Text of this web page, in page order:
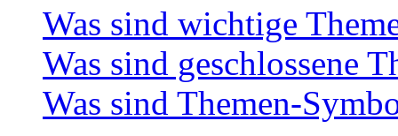
Was sind wichtige
Was sind geschlossene
Was sind Themen-